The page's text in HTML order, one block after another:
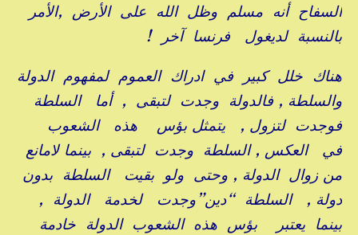
السفاح أنه مسلم وظل الله على الأرض ,الأمر
بالنسبة لديغول فرنسا آخر !
هناك خلل كبير في ادراك العموم لمفهوم الدولة
والسلطة , فالدولة وجدت لتبقى , أما السلطة
فوجدت لتزول , يتمثل بؤس هذه الشعوب
في العكس , السلطة وجدت لتبقى , بينما لامانع
من زوال الدولة , وحتى ولو بقيت السلطة بدون
دولة , السلطة “دين”وجدت لخدمة الدولة ,
بينما يعتبر بؤس هذه الشعوب الدولة خادمة